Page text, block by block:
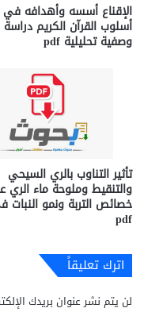
الإقناع أسسه وأهدافه
أسلوب القرآن الكريم دراسة
وصفية تحليلية pdf
تأثير التناوب بالري السيحي
والتنقيط وملوحة ماء الري
خصائص التربة ونمو النبات
pdf
اترك تعليقاً
لن يتم نشر عنوان بريدك